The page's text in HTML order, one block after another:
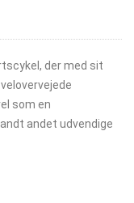
der med sit
som en
andet udvendige